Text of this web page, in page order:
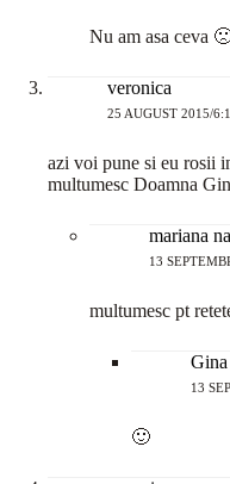
Nu am asa ceva
veronica
25 AUGUST 2015/
azi voi pune si eu rosii
multumesc Doamna
mariana
13
multumesc pt
Gina
13
🙂